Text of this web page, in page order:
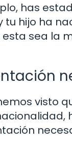
has
tu hijo ha
sea la
visto